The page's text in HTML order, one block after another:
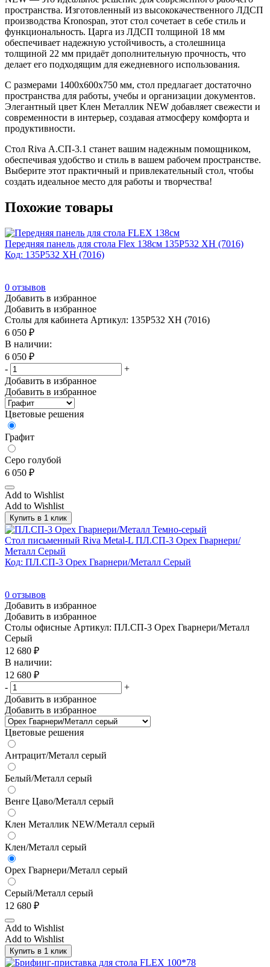
пространства. Изготовленный из высококачественного ЛДСП
производства Kronospan, этот стол сочетает в себе стиль и
функциональность. Царга из ЛДСП толщиной 18 мм
обеспечивает надежную устойчивость, а столешница
толщиной 22 мм придаёт дополнительную прочность, что
делает его подходящим для ежедневного использования.
С размерами 1400x600x750 мм, стол предлагает достаточно
пространства для работы, учебы и организации документов.
Элегантный цвет Клен Металлик NEW добавляет свежести и
современности в интерьер, создавая атмосферу комфорта и
продуктивности.
Стол Riva А.СП-3.1 станет вашим надежным помощником,
обеспечивая удобство и стиль в вашем рабочем пространстве.
Выберите этот практичный и привлекательный стол, чтобы
создать идеальное место для работы и творчества!
Похожие товары
Передняя панель для стола Flex 138см 135P532 XH (7016)
Код: 135P532 XH (7016)
0 отзывов
Добавить в избранное
Добавить в избранное
Столы для кабинета Артикул: 135P532 XH (7016)
6 050 ₽
В наличии:
6 050 ₽
-
+
Добавить в избранное
Добавить в избранное
Цветовые решения
Графит
Серо голубой
6 050 ₽
Add to Wishlist
Add to Wishlist
Купить в 1 клик
Стол письменный Riva Metal-L ПЛ.СП-3 Орех Гварнери/
Металл Серый
Код: ПЛ.СП-3 Орех Гварнери/Металл Серый
0 отзывов
Добавить в избранное
Добавить в избранное
Столы офисные Артикул: ПЛ.СП-3 Орех Гварнери/Металл
Серый
12 680 ₽
В наличии:
12 680 ₽
-
+
Добавить в избранное
Добавить в избранное
Цветовые решения
Антрацит/Металл серый
Белый/Металл серый
Венге Цаво/Металл серый
Клен Металлик NEW/Металл серый
Клен/Металл серый
Орех Гварнери/Металл серый
Серый/Металл серый
12 680 ₽
Add to Wishlist
Add to Wishlist
Купить в 1 клик